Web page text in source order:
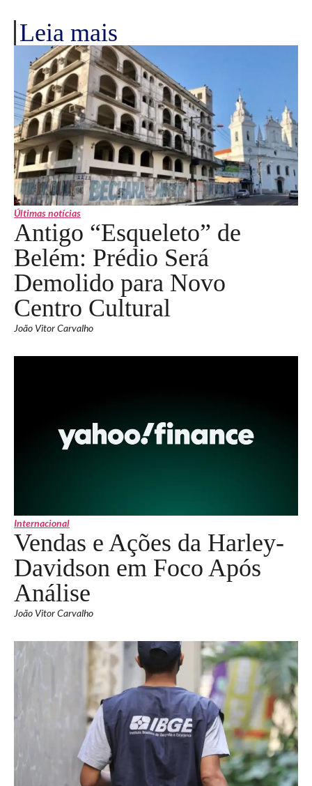
Leia mais
Últimas notícias
Antigo “Esqueleto” de
Belém: Prédio Será
Demolido para Novo
Centro Cultural
João Vitor Carvalho
Internacional
Vendas e Ações da Harley-
Davidson em Foco Após
Análise
João Vitor Carvalho